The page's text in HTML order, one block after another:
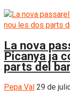
La nova
Picanya ja
parts del
Pepa Val 29 de